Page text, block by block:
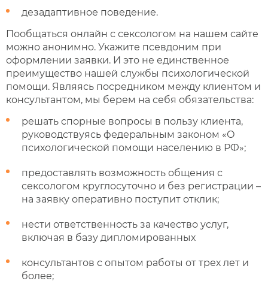
дезадаптивное поведение.
Пообщаться онлайн с сексологом на нашем сайте
можно анонимно. Укажите псевдоним при
оформлении заявки. И это не единственное
преимущество нашей службы психологической
помощи. Являясь посредником между клиентом и
консультантом, мы берем на себя обязательства:
решать спорные вопросы в пользу клиента,
руководствуясь федеральным законом «О
психологической помощи населению в РФ»;
предоставлять возможность общения с
сексологом круглосуточно и без регистрации –
на заявку оперативно поступит отклик;
нести ответственность за качество услуг,
включая в базу дипломированных
консультантов с опытом работы от трех лет и
более;